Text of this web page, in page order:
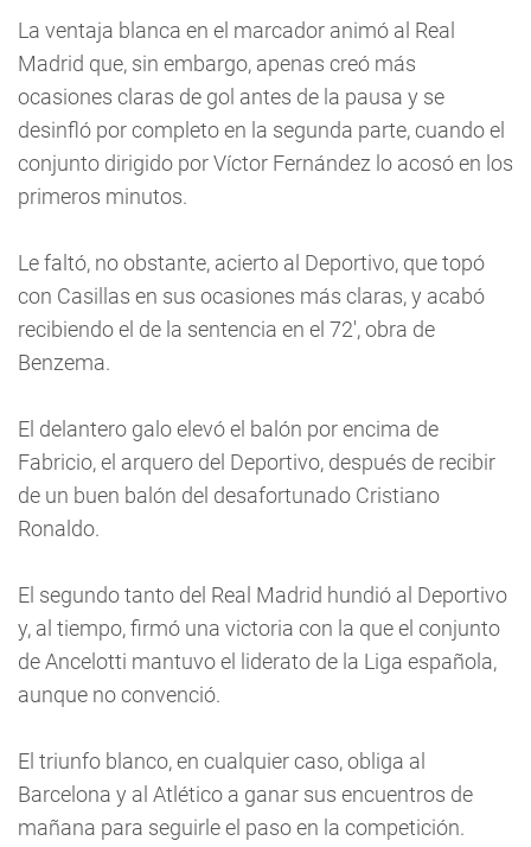
La ventaja blanca en el marcador animó al Real
Madrid que, sin embargo, apenas creó más
ocasiones claras de gol antes de la pausa y se
desinfló por completo en la segunda parte, cuando el
conjunto dirigido por Víctor Fernández lo acosó en los
primeros minutos.
Le faltó, no obstante, acierto al Deportivo, que topó
con Casillas en sus ocasiones más claras, y acabó
recibiendo el de la sentencia en el 72', obra de
Benzema.
El delantero galo elevó el balón por encima de
Fabricio, el arquero del Deportivo, después de recibir
de un buen balón del desafortunado Cristiano
Ronaldo.
El segundo tanto del Real Madrid hundió al Deportivo
y, al tiempo, firmó una victoria con la que el conjunto
de Ancelotti mantuvo el liderato de la Liga española,
aunque no convenció.
El triunfo blanco, en cualquier caso, obliga al
Barcelona y al Atlético a ganar sus encuentros de
mañana para seguirle el paso en la competición.